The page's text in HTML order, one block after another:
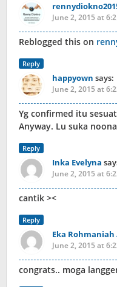
June 2, 2015 at
Reblogged this on
Reply
happyown says:
June 2, 2015 at
Yg confirmed itu
Anyway. Lu suka
Reply
Inka Evelyna
June 2, 2015 at
cantik ><
Reply
Eka
June 2, 2015 at
congrats.. moga